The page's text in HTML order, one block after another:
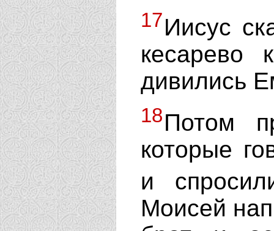
17Иисус
дивились
18Потом
которые
и
Моисей